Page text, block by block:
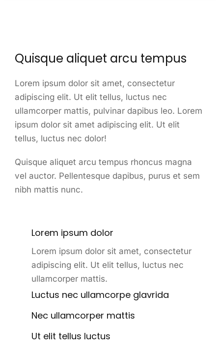
Quisque aliquet arcu tempus
Lorem ipsum dolor sit amet, consectetur
adipiscing elit. Ut elit tellus, luctus nec
ullamcorper mattis, pulvinar dapibus leo. Lorem
ipsum dolor sit amet adipiscing elit. Ut elit
tellus, luctus nec dolor!
Quisque aliquet arcu tempus rhoncus magna
vel auctor. Pellentesque dapibus, purus et sem
nibh mattis nunc.
Lorem ipsum dolor
Lorem ipsum dolor sit amet, consectetur
adipiscing elit. Ut elit tellus, luctus nec
ullamcorper mattis.
Luctus nec ullamcorpe glavrida
Nec ullamcorper mattis
Ut elit tellus luctus